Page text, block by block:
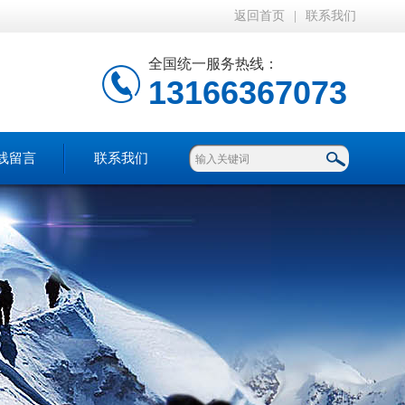
返回首页 联系我们
全国统一服务热线：
13166367073
留言 联系我们